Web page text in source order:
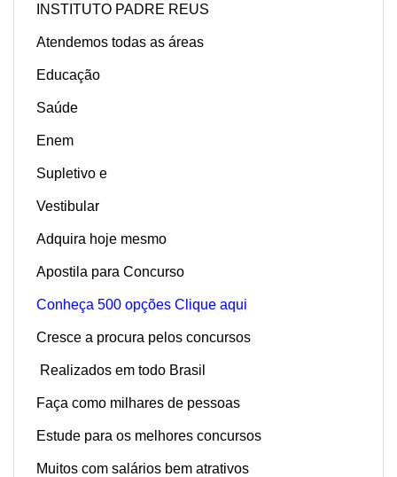
INSTITUTO PADRE REUS
Atendemos todas as áreas
Educação
Saúde
Enem
Supletivo e
Vestibular
Adquira hoje mesmo
Apostila para Concurso
Conheça 500 opções Clique aqui
Cresce a procura pelos concursos
Realizados em todo Brasil
Faça como milhares de pessoas
Estude para os melhores concursos
Muitos com salários bem atrativos